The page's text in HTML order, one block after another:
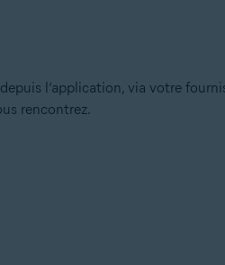
l’application, via votre
rencontrez.